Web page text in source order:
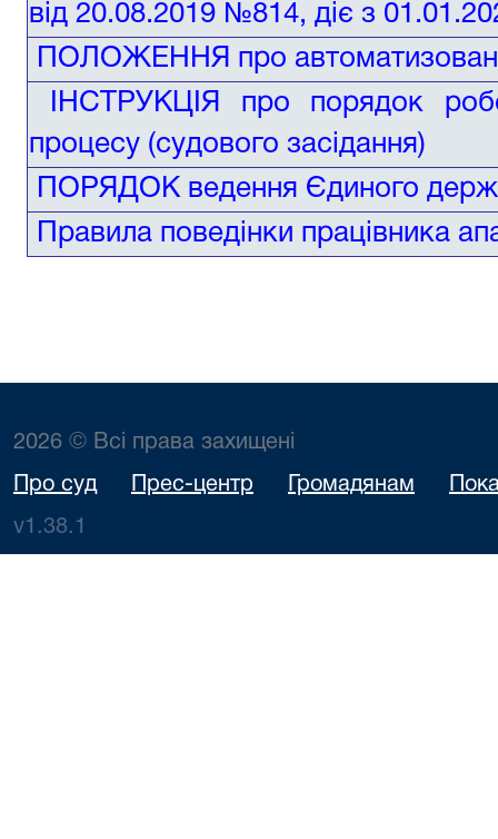
від 20.08.2019 №814, діє з
ПОЛОЖЕННЯ про
ІНСТРУКЦІЯ про порядок
процесу (судового засідання)
ПОРЯДОК ведення Єдиного
Правила поведінки працівника
2026 © Всі права захищені
Про суд Прес-центр Громадянам
v1.38.1